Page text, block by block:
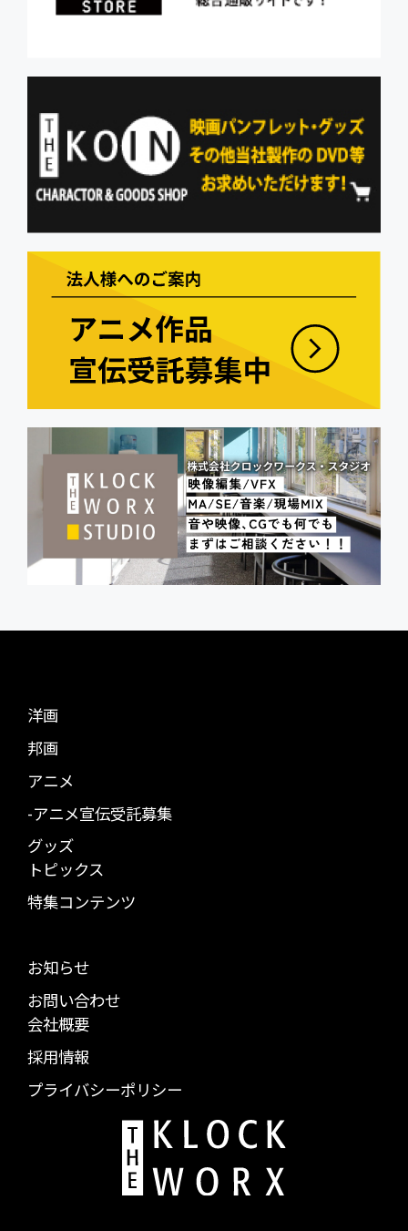
洋画
邦画
アニメ
-アニメ宣伝受託募集
グッズ
トピックス
特集コンテンツ
お知らせ
お問い合わせ
会社概要
採用情報
プライバシーポリシー